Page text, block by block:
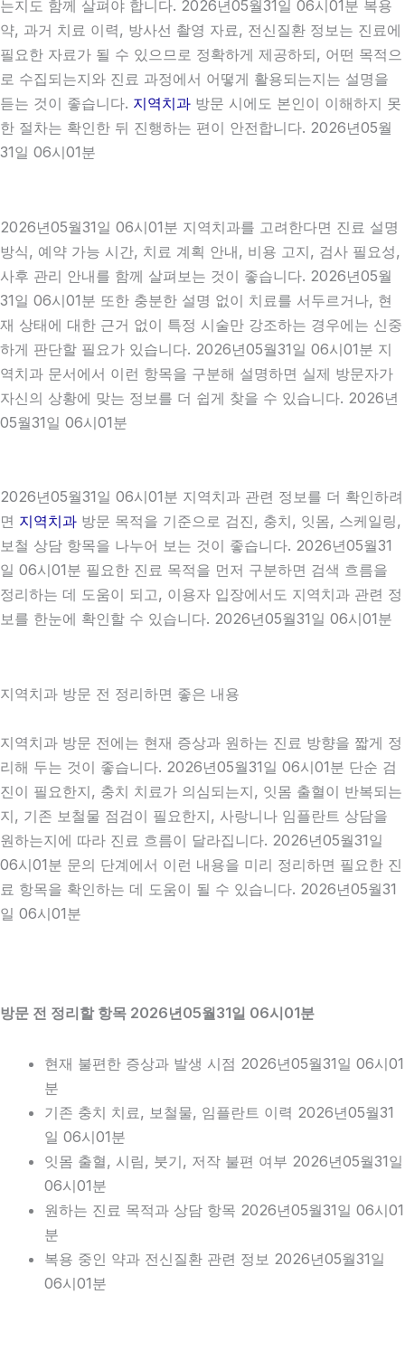
는지도 함께 살펴야 합니다. 2026년05월31일 06시01분 복용
약, 과거 치료 이력, 방사선 촬영 자료, 전신질환 정보는 진료에
필요한 자료가 될 수 있으므로 정확하게 제공하되, 어떤 목적으
로 수집되는지와 진료 과정에서 어떻게 활용되는지는 설명을
듣는 것이 좋습니다. 지역치과 방문 시에도 본인이 이해하지 못
한 절차는 확인한 뒤 진행하는 편이 안전합니다. 2026년05월
31일 06시01분
2026년05월31일 06시01분 지역치과를 고려한다면 진료 설명
방식, 예약 가능 시간, 치료 계획 안내, 비용 고지, 검사 필요성,
사후 관리 안내를 함께 살펴보는 것이 좋습니다. 2026년05월
31일 06시01분 또한 충분한 설명 없이 치료를 서두르거나, 현
재 상태에 대한 근거 없이 특정 시술만 강조하는 경우에는 신중
하게 판단할 필요가 있습니다. 2026년05월31일 06시01분 지
역치과 문서에서 이런 항목을 구분해 설명하면 실제 방문자가
자신의 상황에 맞는 정보를 더 쉽게 찾을 수 있습니다. 2026년
05월31일 06시01분
2026년05월31일 06시01분 지역치과 관련 정보를 더 확인하려
면 지역치과 방문 목적을 기준으로 검진, 충치, 잇몸, 스케일링,
보철 상담 항목을 나누어 보는 것이 좋습니다. 2026년05월31
일 06시01분 필요한 진료 목적을 먼저 구분하면 검색 흐름을
정리하는 데 도움이 되고, 이용자 입장에서도 지역치과 관련 정
보를 한눈에 확인할 수 있습니다. 2026년05월31일 06시01분
지역치과 방문 전 정리하면 좋은 내용
지역치과 방문 전에는 현재 증상과 원하는 진료 방향을 짧게 정
리해 두는 것이 좋습니다. 2026년05월31일 06시01분 단순 검
진이 필요한지, 충치 치료가 의심되는지, 잇몸 출혈이 반복되는
지, 기존 보철물 점검이 필요한지, 사랑니나 임플란트 상담을
원하는지에 따라 진료 흐름이 달라집니다. 2026년05월31일
06시01분 문의 단계에서 이런 내용을 미리 정리하면 필요한 진
료 항목을 확인하는 데 도움이 될 수 있습니다. 2026년05월31
일 06시01분
방문 전 정리할 항목 2026년05월31일 06시01분
현재 불편한 증상과 발생 시점 2026년05월31일 06시01
분
기존 충치 치료, 보철물, 임플란트 이력 2026년05월31
일 06시01분
잇몸 출혈, 시림, 붓기, 저작 불편 여부 2026년05월31일
06시01분
원하는 진료 목적과 상담 항목 2026년05월31일 06시01
분
복용 중인 약과 전신질환 관련 정보 2026년05월31일
06시01분